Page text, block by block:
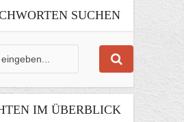
SUCHEN
IM ÜBERBLICK